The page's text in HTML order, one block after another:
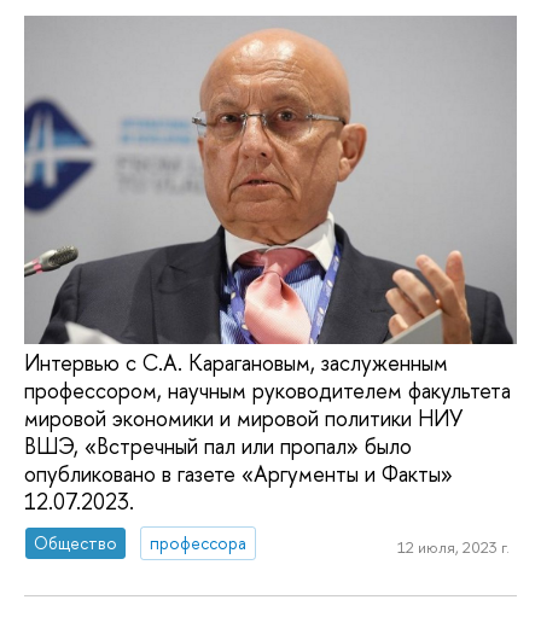
Интервью с С.А. Карагановым, заслуженным
профессором, научным руководителем факультета
мировой экономики и мировой политики НИУ
ВШЭ, «Встречный пал или пропал» было
опубликовано в газете «Аргументы и Факты»
12.07.2023.
Общество профессора 12 июля, 2023 г.